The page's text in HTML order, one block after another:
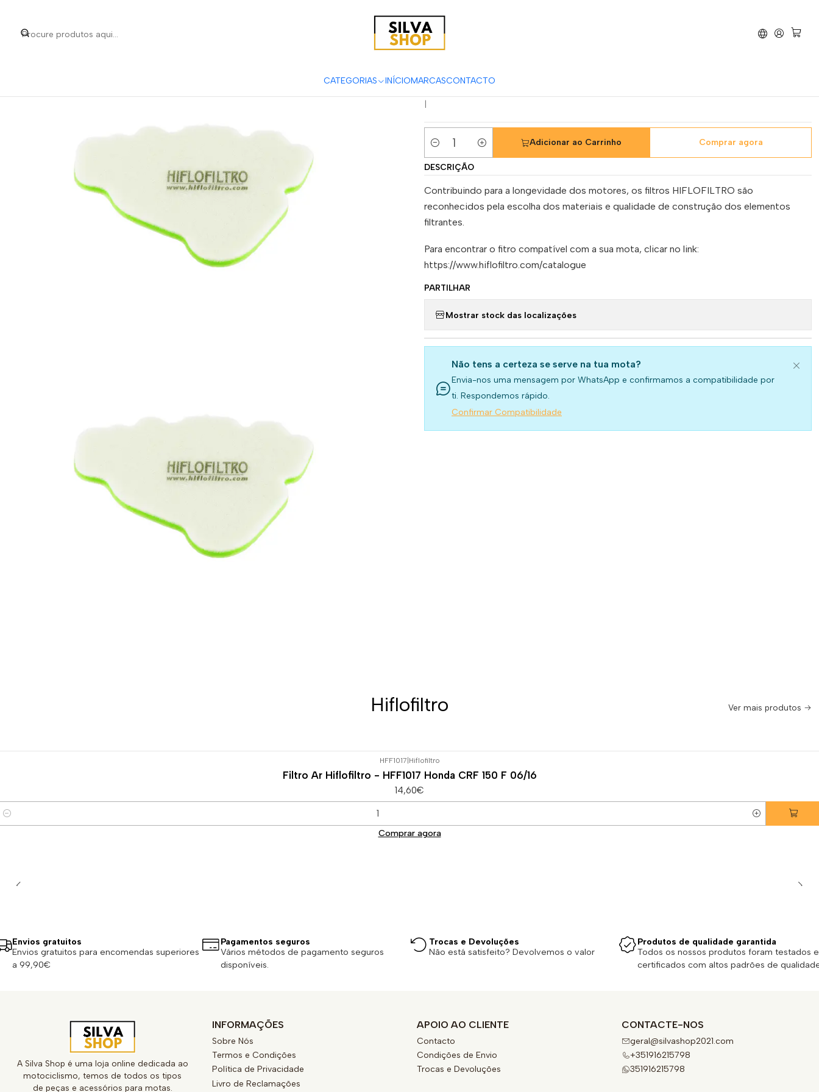
CATEGORIAS INÍCIOMARCASCONTACTO
HFA5209DS
Quantidade
Adicionar ao Carrinho Comprar agora
DESCRIÇÃO
Contribuindo para a longevidade dos motores, os filtros HIFLOFILTRO são
reconhecidos pela escolha dos materiais e qualidade de construção dos elementos
filtrantes.
Para encontrar o fitro compatível com a sua mota, clicar no link:
https://www.hiflofiltro.com/catalogue
PARTILHAR
Mostrar stock das localizações
Não tens a certeza se serve na tua mota?
Envia-nos uma mensagem por WhatsApp e confirmamos a compatibilidade por
ti. Respondemos rápido.
Confirmar Compatibilidade
Hiflofiltro Ver mais produtos
HFF1017 Hiflofiltro
Filtro Ar Hiflofiltro - HFF1017 Honda CRF 150 F 06/16
14,60€
Comprar agora
Envios gratuitos
Envios gratuitos para encomendas superiores
a 99,90€
Pagamentos seguros
Vários métodos de pagamento seguros
disponíveis.
Trocas e Devoluções
Não está satisfeito? Devolvemos o valor
Produtos de qualidade garantida
Todos os nossos produtos foram testados e
certificados com altos padrões de
A Silva Shop é uma loja online dedicada ao
motociclismo, temos de todos os tipos
de peças e acessórios para motas.
INFORMAÇÕES
Sobre Nós
Termos e Condições
Política de Privacidade
Livro de Reclamações
APOIO AO CLIENTE
Contacto
Condições de Envio
Trocas e Devoluções
CONTACTE-NOS
geral@silvashop2021.com
+351916215798
351916215798